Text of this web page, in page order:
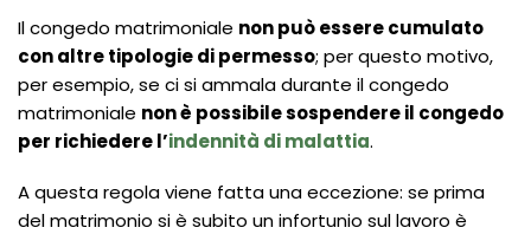
Il congedo matrimoniale non può essere cumulato
con altre tipologie di permesso; per questo motivo,
per esempio, se ci si ammala durante il congedo
matrimoniale non è possibile sospendere il congedo
per richiedere l’indennità di malattia.
A questa regola viene fatta una eccezione: se prima
del matrimonio si è subito un infortunio sul lavoro è